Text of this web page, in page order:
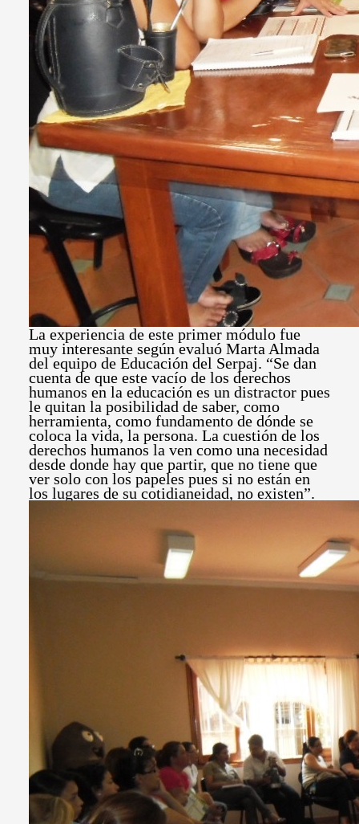
La experiencia de este primer módulo fue
muy interesante según evaluó Marta Almada
del equipo de Educación del Serpaj. “Se dan
cuenta de que este vacío de los derechos
humanos en la educación es un distractor pues
le quitan la posibilidad de saber, como
herramienta, como fundamento de dónde se
coloca la vida, la persona. La cuestión de los
derechos humanos la ven como una necesidad
desde donde hay que partir, que no tiene que
ver solo con los papeles pues si no están en
los lugares de su cotidianeidad, no existen”.